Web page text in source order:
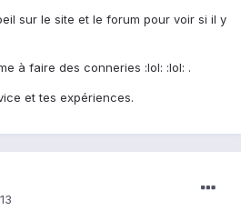
sur le site et le forum pour voir si il y
à faire des conneries :lol: :lol: .
et tes expériences.